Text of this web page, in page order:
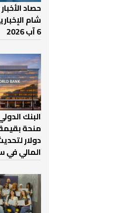
حصاد
شام
6 آب 2026
البنك
دولار
المالي في